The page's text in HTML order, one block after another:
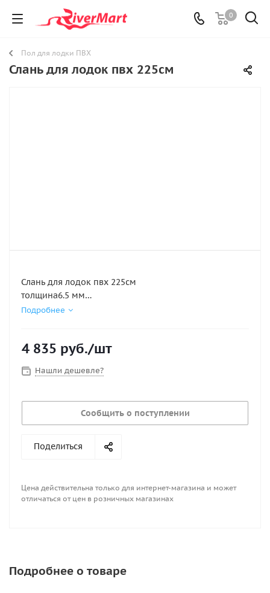
0
Пол для лодки ПВХ
Слань для лодок пвх 225см
Слань для лодок пвх 225см
толщина6.5 мм
длина2.25 м
Подробнее
4 835 руб./шт
Нашли дешевле?
Сообщить о поступлении
Поделиться
Цена действительна только для интернет-магазина и может
отличаться от цен в розничных магазинах
Подробнее о товаре